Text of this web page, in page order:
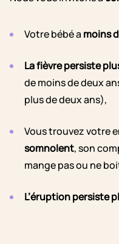
Votre bébé a moins
La fièvre persiste
de moins de deux
plus de deux ans),
Vous trouvez votre
somnolent, son
mange pas ou ne
L’éruption persiste